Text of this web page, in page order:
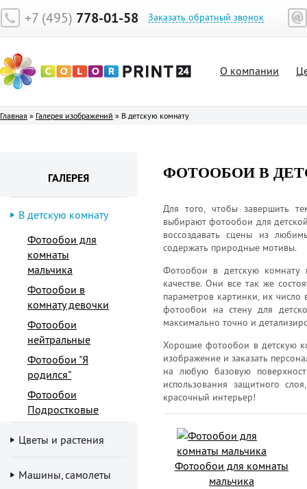
+7 (495) 778-01-58 Заказать обратный звонок
О компании
Главная » Галерея изображений » В детскую комнату
ГАЛЕРЕЯ
В детскую комнату
Фотообои для
комнаты
мальчика
Фотообои в
комнату девочки
Фотообои
нейтральные
Фотообои "Я
родился"
Фотообои
Подростковые
Цветы и растения
Машины, самолеты
ФОТООБОИ В
Для того, чтобы завершить
выбирают фотообои для
воссоздавать сцены из
содержать природные мотивы.
Фотообои в детскую комнату
качестве. Они все так же
параметров картинки, их
фотообои на стену для
максимально точно и
Хорошие фотообои в детскую
изображение и заказать
на любую базовую
использования защитного
красочный интерьер!
Фотообои для комнаты
мальчика